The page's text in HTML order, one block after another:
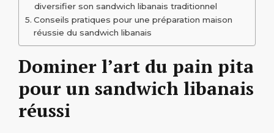
diversifier son sandwich libanais traditionnel
Conseils pratiques pour une préparation maison
réussie du sandwich libanais
Dominer l’art du pain pita
pour un sandwich libanais
réussi